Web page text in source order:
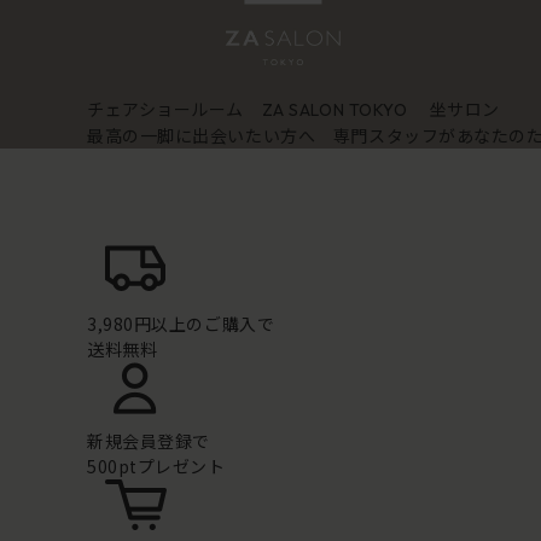
チェアショールーム ZA SALON TOKYO
坐サロン
最高の一脚に出会いたい方へ 専門スタッフがあなたの
3,980円以上のご購入で
送料無料
新規会員登録で
500ptプレゼント